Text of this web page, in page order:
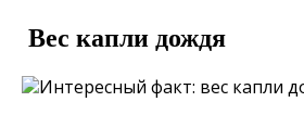
Вес капли дождя